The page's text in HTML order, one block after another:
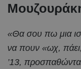
«Θα σου πω μια
να πουν «ωχ,
’13,